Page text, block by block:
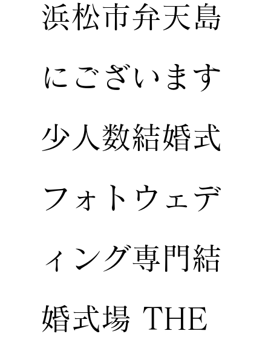
浜松市弁天島
にございます
少人数結婚式
フォトウェデ
ィング専門結
婚式場 THE